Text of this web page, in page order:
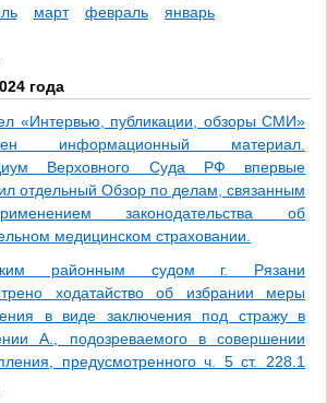
март февраль
январь
года
«Интервью, публикации, обзоры СМИ»
информационный материал.
Верховного Суда РФ впервые
отдельный Обзор по делам, связанным
законодательства об
медицинском страховании.
районным судом г. Рязани
ходатайство об избрании меры
в виде заключения под стражу в
А., подозреваемого в совершении
предусмотренного ч. 5 ст. 228.1